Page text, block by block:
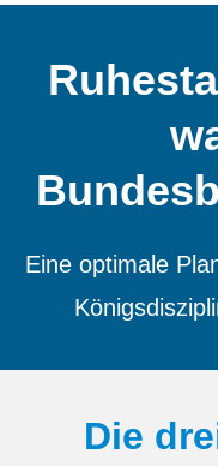
Eine optimale
Die